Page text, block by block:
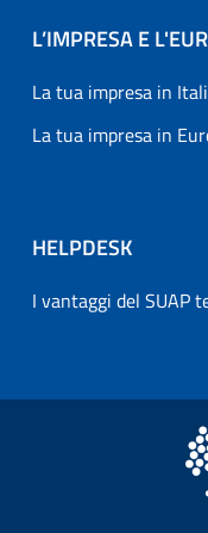
L’IMPRESA E
La tua impresa in
La tua impresa in
HELPDESK
I vantaggi del SUAP